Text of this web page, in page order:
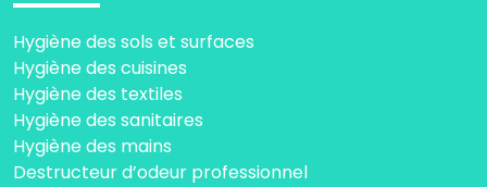
Hygiène des sols et surfaces
Hygiène des cuisines
Hygiène des textiles
Hygiène des sanitaires
Hygiène des mains
Destructeur d’odeur professionnel